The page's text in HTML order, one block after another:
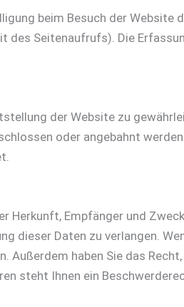
beim Besuch der
des Seitenaufrufs). Die
der Website zu
oder angebahnt
Herkunft, Empfänger und
dieser Daten zu verlangen.
haben Sie das
steht Ihnen ein